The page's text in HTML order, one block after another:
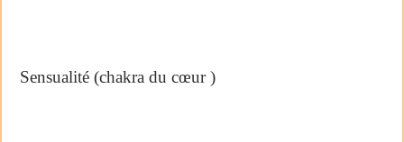
Sensualité (chakra du cœur )